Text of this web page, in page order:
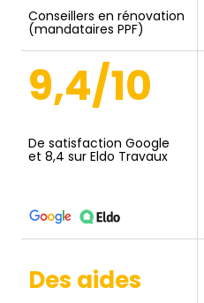
Conseillers en rénovation
(mandataires PPF)
9,4/10
De satisfaction Google
et 8,4 sur Eldo Travaux
Des aides